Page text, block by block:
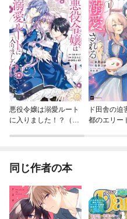
悪役令嬢は溺愛ルート
に入りました！？（コ
ド田舎の迫
都のエリー
同じ作者の本